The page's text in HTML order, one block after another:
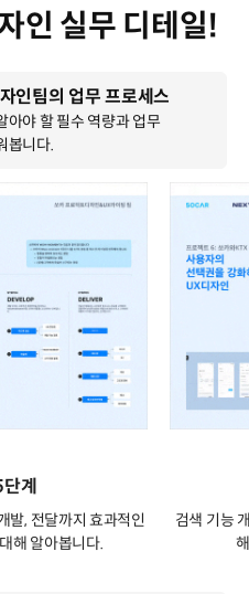
인 실무 디테일!
인팀의 업무 프로세스
아야 할 필수 역량과 업무
봅니다.
계
발, 전달까지 효과적인
해 알아봅니다.
검색 기능